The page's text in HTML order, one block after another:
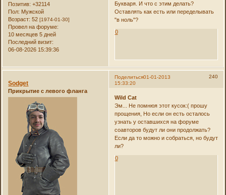
Позитив: +32114
Пол: Мужской
Возраст: 52[1974-01-30]
Провел на форуме:
10 месяцев 5 дней
Последний визит:
06-08-2026 15:39:36
Букваря. И что с этим делать?
Оставлять как есть или переделывать
"в ноль"?
0
Поделиться 240
01-01-2013
15:33:20
Sodget
Прикрытие с левого фланга
Wild Cat
Эм... Не помнюя этот кусок:( прошу
прощения, Но если он есть осталось
узнать у оставшихся на форуме
соавторов будут ли они продолжать?
Если да то можно и собраться, но будут
ли?
0